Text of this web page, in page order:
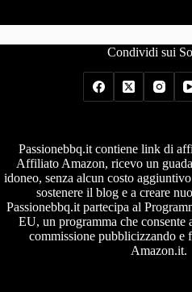
Condividi sui
Passionebbq.it contiene link di
Affiliato Amazon, ricevo un
idoneo, senza alcun costo
sostenere il blog e a creare
Passionebbq.it partecipa al
EU, un programma che consente
commissione pubblicizzando e
Amazon.it.